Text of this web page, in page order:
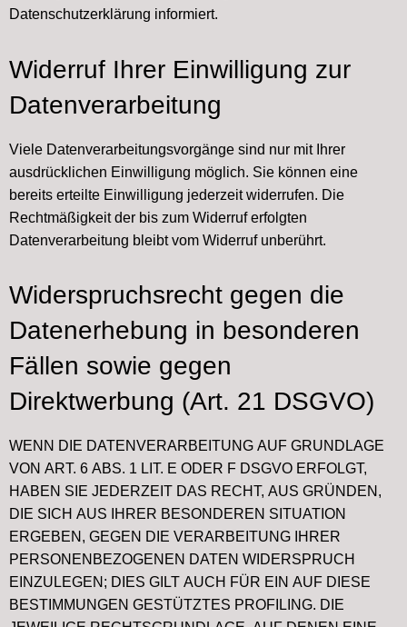
Datenschutzerklärung informiert.
Widerruf Ihrer Einwilligung zur
Datenverarbeitung
Viele Datenverarbeitungsvorgänge sind nur mit Ihrer
ausdrücklichen Einwilligung möglich. Sie können eine
bereits erteilte Einwilligung jederzeit widerrufen. Die
Rechtmäßigkeit der bis zum Widerruf erfolgten
Datenverarbeitung bleibt vom Widerruf unberührt.
Widerspruchsrecht gegen die
Datenerhebung in besonderen
Fällen sowie gegen
Direktwerbung (Art. 21 DSGVO)
WENN DIE DATENVERARBEITUNG AUF GRUNDLAGE
VON ART. 6 ABS. 1 LIT. E ODER F DSGVO ERFOLGT,
HABEN SIE JEDERZEIT DAS RECHT, AUS GRÜNDEN,
DIE SICH AUS IHRER BESONDEREN SITUATION
ERGEBEN, GEGEN DIE VERARBEITUNG IHRER
PERSONENBEZOGENEN DATEN WIDERSPRUCH
EINZULEGEN; DIES GILT AUCH FÜR EIN AUF DIESE
BESTIMMUNGEN GESTÜTZTES PROFILING. DIE